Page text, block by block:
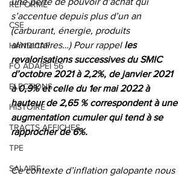
REFORME
CSE
HANDICAP
FO ADAPEI 56
ELECTIONS
HISTOIRE
TRACTS AFFICHES
TPE
SALAIRE
s’accentue depuis plus d’un an
(carburant, énergie, produits
alimentaires…) Pour rappel les
revalorisations successives du SMIC
d’octobre 2021 à 2,2%, de janvier 2021
à 0,9% et celle du 1er mai 2022 à
hauteur de 2,65 % correspondent à une
augmentation cumuler qui tend à se
rapprocher de 6%.
Ce contexte d’inflation galopante nous